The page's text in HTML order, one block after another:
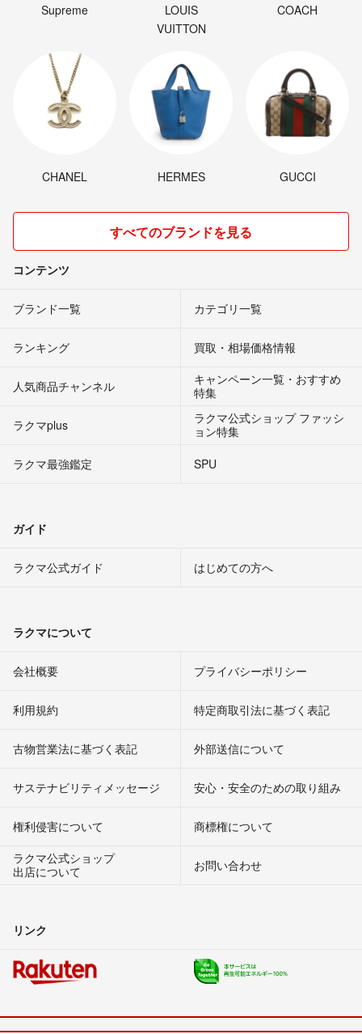
Supreme
LOUIS
VUITTON
COACH
CHANEL HERMES GUCCI
すべてのブランドを見る
コンテンツ
ブランド一覧 カテゴリ一覧
ランキング 買取・相場価格情報
人気商品チャンネル
キャンペーン一覧・おすすめ
特集
ラクマplus
ラクマ公式ショップ ファッシ
ョン特集
ラクマ最強鑑定
SPU
ガイド
ラクマ公式ガイド はじめての方へ
ラクマについて
会社概要 プライバシーポリシー
利用規約 特定商取引法に基づく表記
古物営業法に基づく表記 外部送信について
サステナビリティメッセージ 安心・安全のための取り組み
権利侵害について
商標権について
ラクマ公式ショップ
出店について
お問い合わせ
リンク